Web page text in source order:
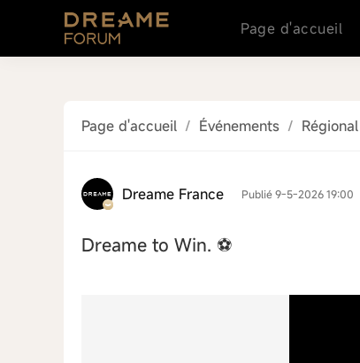
Page d'accueil
Page d'accueil / Événements / Régional
Dreame France Publié 9-5-2026 19:00
Dreame to Win. ⚽